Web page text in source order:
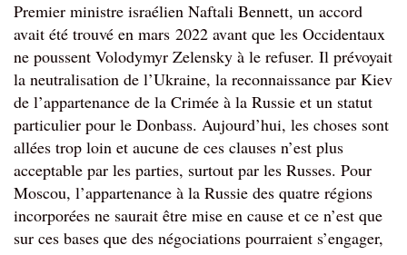
Premier ministre israélien Naftali Bennett, un accord
avait été trouvé en mars 2022 avant que les Occidentaux
ne poussent Volodymyr Zelensky à le refuser. Il prévoyait
la neutralisation de l’Ukraine, la reconnaissance par Kiev
de l’appartenance de la Crimée à la Russie et un statut
particulier pour le Donbass. Aujourd’hui, les choses sont
allées trop loin et aucune de ces clauses n’est plus
acceptable par les parties, surtout par les Russes. Pour
Moscou, l’appartenance à la Russie des quatre régions
incorporées ne saurait être mise en cause et ce n’est que
sur ces bases que des négociations pourraient s’engager,